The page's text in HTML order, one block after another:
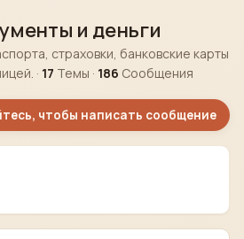
и деньги
страховки, банковские карты
· 17 Темы · 186 Сообщения
чтобы написать сообщение